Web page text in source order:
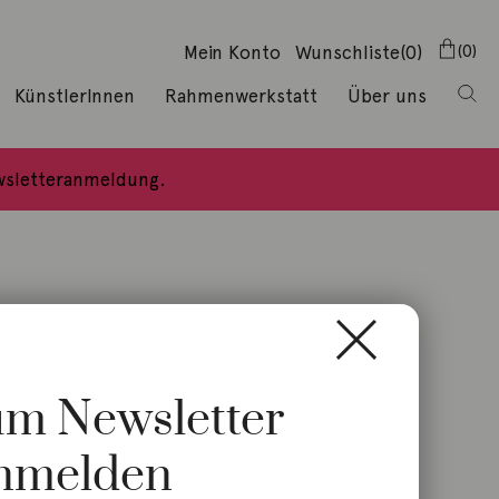
Mein Konto (0)
Wunschliste 0
KünstlerInnen Rahmenwerkstatt Über uns
Newsletter